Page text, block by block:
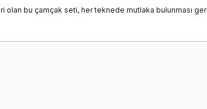
bu çamçak seti, her teknede mutlaka bulunması